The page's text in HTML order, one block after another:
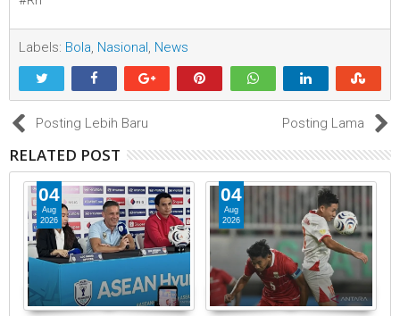
Labels: Bola, Nasional, News
Posting Lebih Baru Posting Lama
RELATED POST
04
Aug
2026
04
Aug
2026